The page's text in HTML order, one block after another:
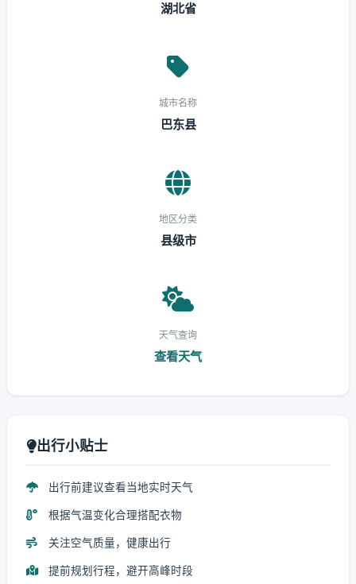
湖北省
城市名称
巴东县
地区分类
县级市
天气查询
查看天气
出行小贴士
出行前建议查看当地实时天气
根据气温变化合理搭配衣物
关注空气质量，健康出行
提前规划行程，避开高峰时段